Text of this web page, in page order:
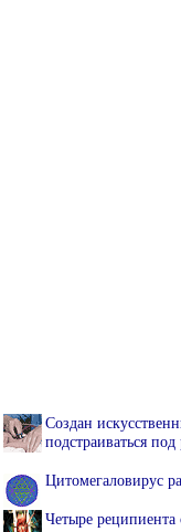
Создан
подстраиваться
Цитомегаловирус
Четыре реципиента